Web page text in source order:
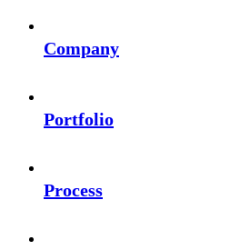
Company
Portfolio
Process